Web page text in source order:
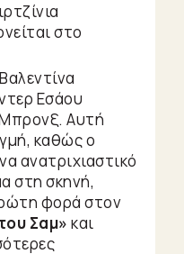
στο
Εσάου
Αυτή
καθώς ο
ανατριχιαστικό
στη σκηνή,
φορά στον
Σαμ» και